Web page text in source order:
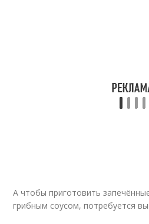
А чтобы приготовить
грибным соусом, потребуется